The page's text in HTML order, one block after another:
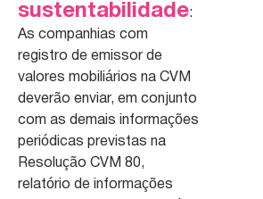
sustentabilidade:
As companhias com
registro de emissor de
valores mobiliários na CVM
deverão enviar, em conjunto
com as demais informações
periódicas previstas na
Resolução CVM 80,
relatório de informações